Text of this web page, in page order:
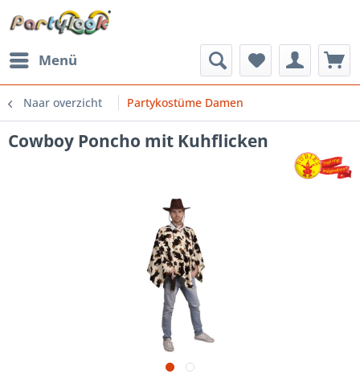
Menü
Naar overzicht Partykostüme Damen
Cowboy Poncho mit Kuhflicken